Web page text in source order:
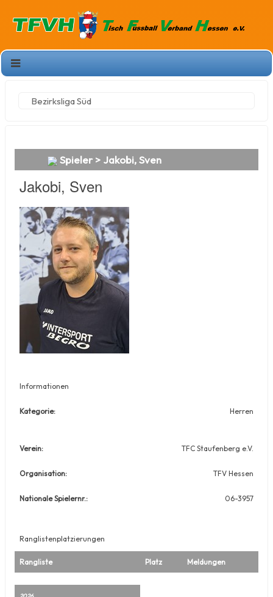
Bezirksliga Süd
Spieler > Jakobi, Sven
Jakobi, Sven
Informationen
Kategorie: Herren
Verein: TFC Staufenberg e.V.
Organisation: TFV Hessen
Nationale Spielernr.: 06-3957
Ranglistenplatzierungen
Rangliste Platz Meldungen